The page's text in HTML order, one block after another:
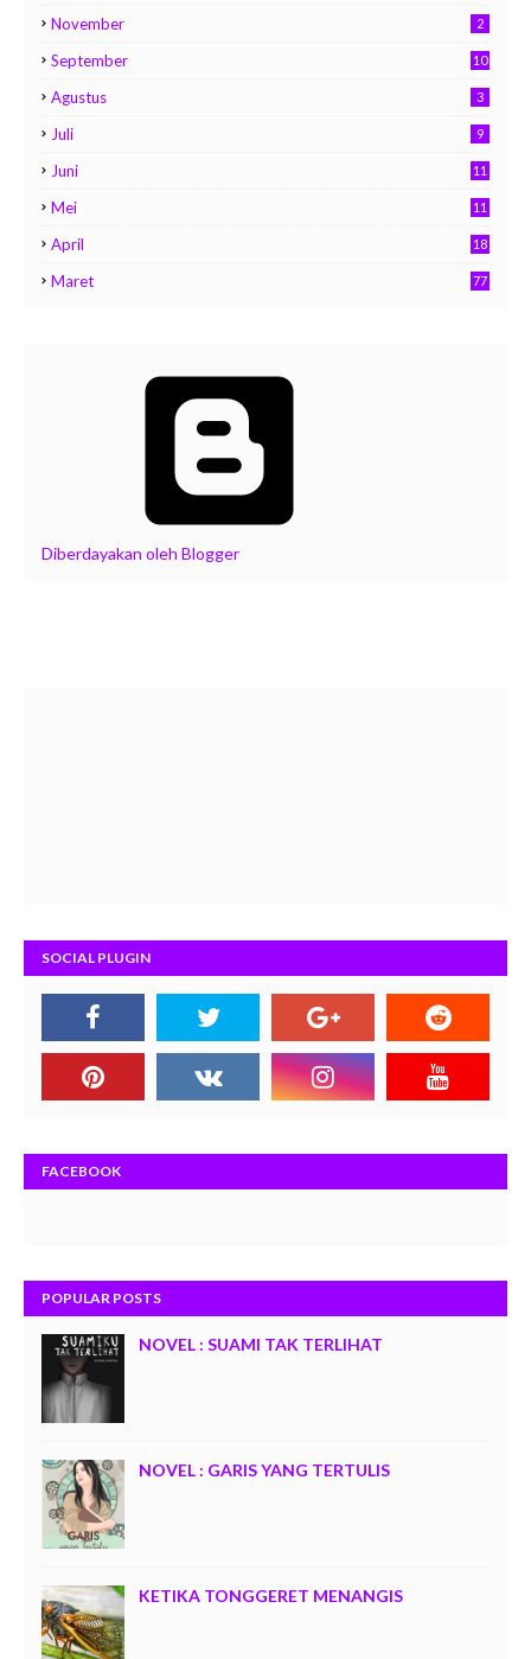
November 2
September 10
Agustus 3
Juli 9
Juni 11
Mei 11
April 18
Maret 77
Diberdayakan oleh Blogger
SOCIAL PLUGIN
FACEBOOK
POPULAR POSTS
NOVEL : SUAMI TAK TERLIHAT
NOVEL : GARIS YANG TERTULIS
KETIKA TONGGERET MENANGIS